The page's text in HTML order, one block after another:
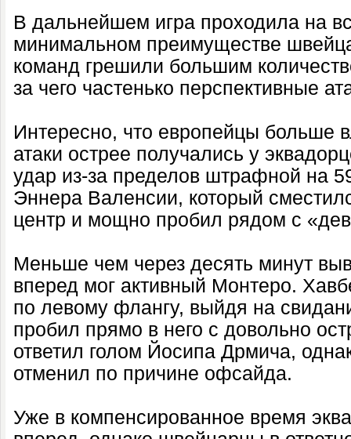
В дальнейшем игра проходила на
минимальном преимуществе
команд грешили большим
за чего частенько перспективные
Интересно, что европейцы больше
атаки острее получались у
удар из-за пределов штрафной на
Эннера Валенсии, который
центр и мощно пробил рядом с
Меньше чем через десять минут
вперед мог активный Монтеро.
по левому флангу, выйдя на
пробил прямо в него с довольно
ответил голом Йосипа Дрмича,
отменил по причине офсайда.
Уже в компенсированное время